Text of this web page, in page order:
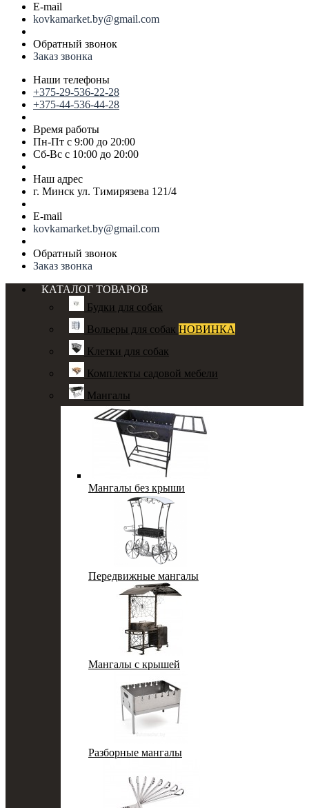
E-mail
kovkamarket.by@gmail.com
Обратный звонок
Заказ звонка
Наши телефоны
+375-29-536-22-28
+375-44-536-44-28
Время работы
Пн-Пт с 9:00 до 20:00
Сб-Вс с 10:00 до 20:00
Наш адрес
г. Минск ул. Тимирязева 121/4
E-mail
kovkamarket.by@gmail.com
Обратный звонок
Заказ звонка
КАТАЛОГ ТОВАРОВ
Будки для собак
Вольеры для собак НОВИНКА
Клетки для собак
Комплекты садовой мебели
Мангалы
Мангалы без крыши
Передвижные мангалы
Мангалы с крышей
Разборные мангалы